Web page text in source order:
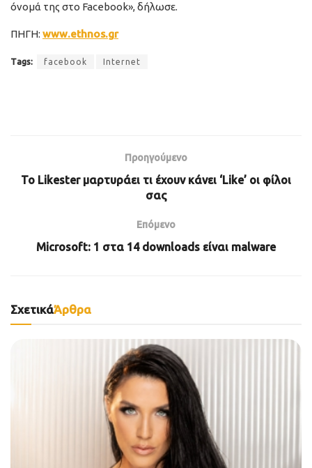
όνομά της στο Facebook», δήλωσε.
ΠΗΓΗ: www.ethnos.gr
Tags: facebook Internet
Προηγούμενο
Το Likester μαρτυράει τι έχουν κάνει ‘Like’ οι φίλοι
σας
Επόμενο
Microsoft: 1 στα 14 downloads είναι malware
ΣχετικάΆρθρα